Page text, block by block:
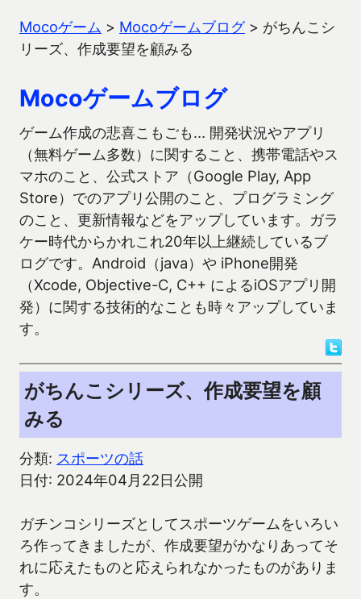
Mocoゲーム > Mocoゲームブログ> がちんこシ
リーズ、作成要望を顧みる
Mocoゲームブログ
ゲーム作成の悲喜こもごも… 開発状況やアプリ
（無料ゲーム多数）に関すること、携帯電話やス
マホのこと、公式ストア（Google Play, App
Store）でのアプリ公開のこと、プログラミング
のこと、更新情報などをアップしています。ガラ
ケー時代からかれこれ20年以上継続しているブ
ログです。Android（java）や iPhone開発
（Xcode, Objective-C, C++ によるiOSアプリ開
発）に関する技術的なことも時々アップしていま
す。
がちんこシリーズ、作成要望を顧
みる
分類: スポーツの話
日付: 2024年04月22日公開
ガチンコシリーズとしてスポーツゲームをいろい
ろ作ってきましたが、作成要望がかなりあってそ
れに応えたものと応えられなかったものがありま
す。